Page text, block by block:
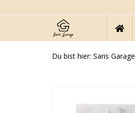
to
content
Du bist hier: Saris Garage